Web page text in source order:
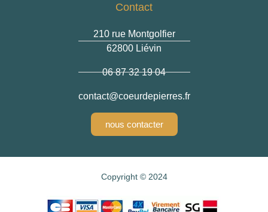
Contact
210 rue Montgolfier
62800 Liévin
06 87 32 19 04
contact@coeurdepierres.fr
nous contacter
Copyright © 2024